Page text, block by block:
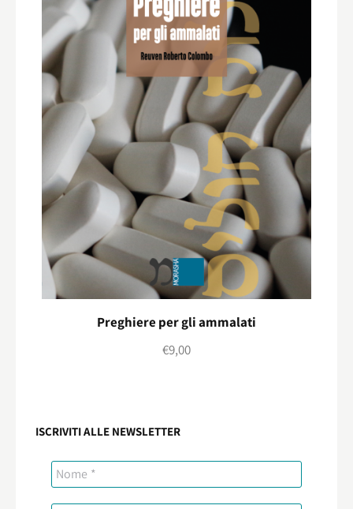
Preghiere per gli ammalati
€9,00
ISCRIVITI ALLE NEWSLETTER